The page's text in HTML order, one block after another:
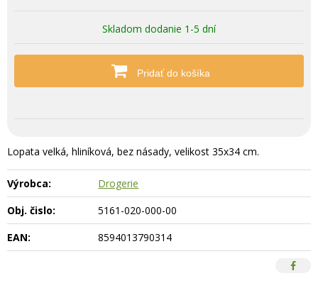
Skladom dodanie 1-5 dní
Pridať do košíka
Lopata velká, hliníková, bez násady, velikost 35x34 cm.
Výrobca:
Drogerie
Obj. čislo:
5161-020-000-00
EAN:
8594013790314